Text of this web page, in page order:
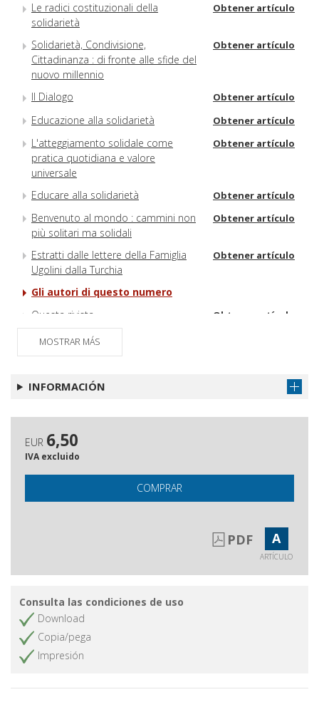
Le radici costituzionali della
solidarietà
Obtener artículo
Solidarietà, Condivisione,
Cittadinanza : di fronte alle sfide del
nuovo millennio
Obtener artículo
Il Dialogo Obtener artículo
Educazione alla solidarietà Obtener artículo
L'atteggiamento solidale come
pratica quotidiana e valore
universale
Obtener artículo
Educare alla solidarietà Obtener artículo
Benvenuto al mondo : cammini non
più solitari ma solidali
Obtener artículo
Estratti dalle lettere della Famiglia
Ugolini dalla Turchia
Obtener artículo
Gli autori di questo numero
Questa rivista
Obtener artículo
MOSTRAR MÁS
INFORMACIÓN
EUR 6,50
IVA excluido
COMPRAR
PDF A
ARTÍCULO
Consulta las condiciones de uso
Download
Copia/pega
Impresión